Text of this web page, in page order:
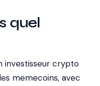
quel
investisseur crypto
memecoins, avec